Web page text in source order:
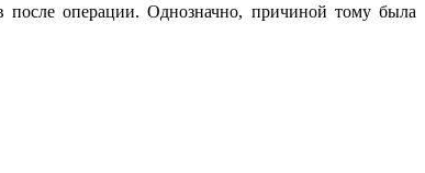
после операции. Однозначно, причиной тому была